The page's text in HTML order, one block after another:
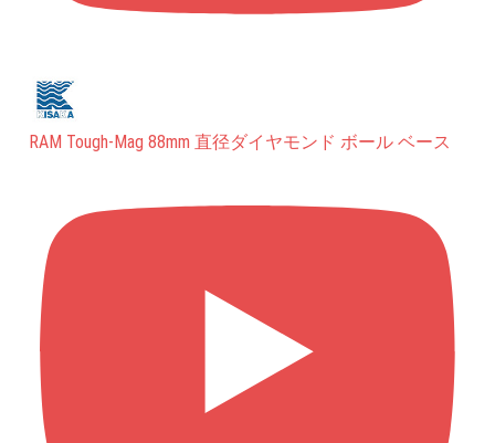
RAM Tough-Mag 88mm 直径ダイヤモンド ボール ベース